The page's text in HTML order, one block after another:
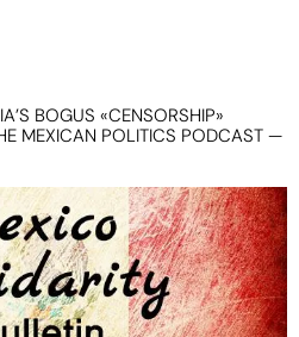
BOGUS «CENSORSHIP»
MEXICAN POLITICS PODCAST —